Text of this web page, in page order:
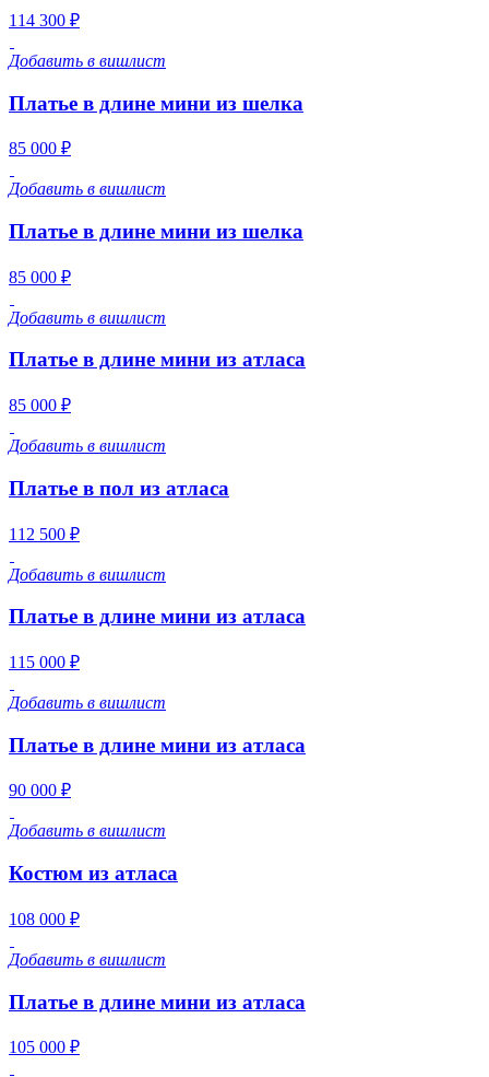
114 300 ₽
Добавить в вишлист
Платье в длине мини из шелка
85 000 ₽
Добавить в вишлист
Платье в длине мини из шелка
85 000 ₽
Добавить в вишлист
Платье в длине мини из атласа
85 000 ₽
Добавить в вишлист
Платье в пол из атласа
112 500 ₽
Добавить в вишлист
Платье в длине мини из атласа
115 000 ₽
Добавить в вишлист
Платье в длине мини из атласа
90 000 ₽
Добавить в вишлист
Костюм из атласа
108 000 ₽
Добавить в вишлист
Платье в длине мини из атласа
105 000 ₽